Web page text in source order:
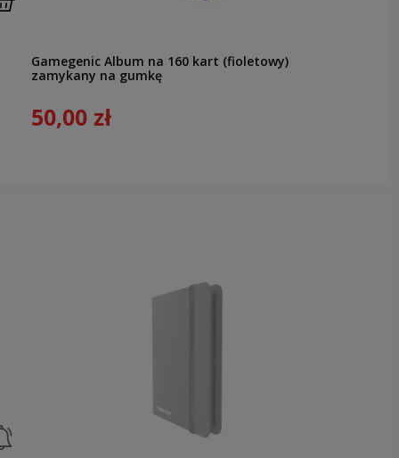
Gamegenic Album na 160 kart (fioletowy)
zamykany na gumkę
50,00 zł